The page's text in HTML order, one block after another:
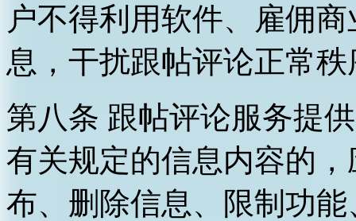
户不得利用软件、雇佣
息，干扰跟帖评论正常
第八条 跟帖评论服务提
有关规定的信息内容的
布、删除信息、限制功